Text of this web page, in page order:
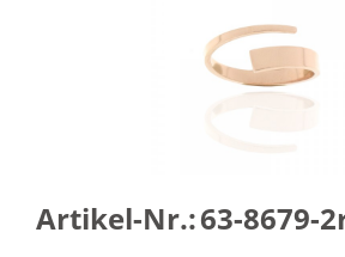
Artikel-Nr.:63-8679-